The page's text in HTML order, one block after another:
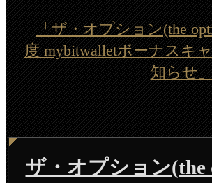
「ザ・オプション(the
度 mybitwalletボーナスキ
知らせ
ザ・オプション(the